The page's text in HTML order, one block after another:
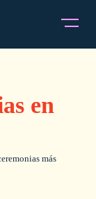
en
más